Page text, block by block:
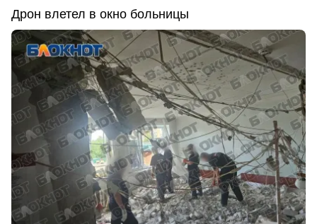
Дрон влетел в окно больницы